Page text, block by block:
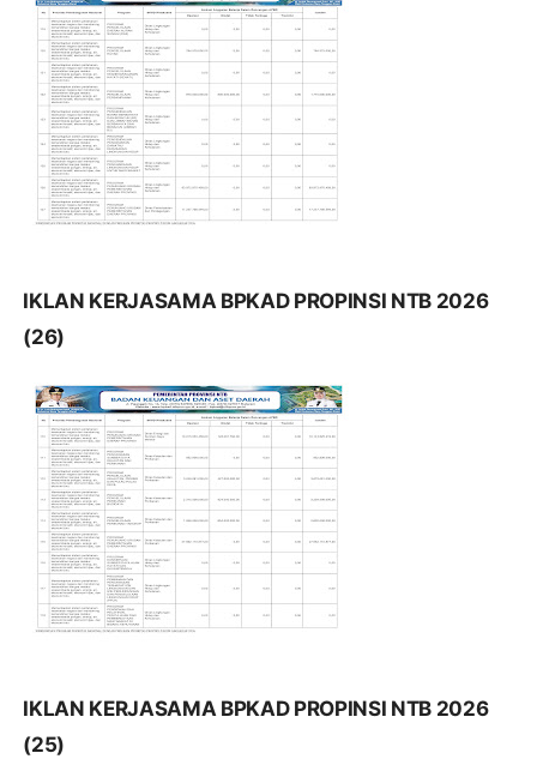
IKLAN KERJASAMA BPKAD PROPINSI NTB 2026
(26)
IKLAN KERJASAMA BPKAD PROPINSI NTB 2026
(25)